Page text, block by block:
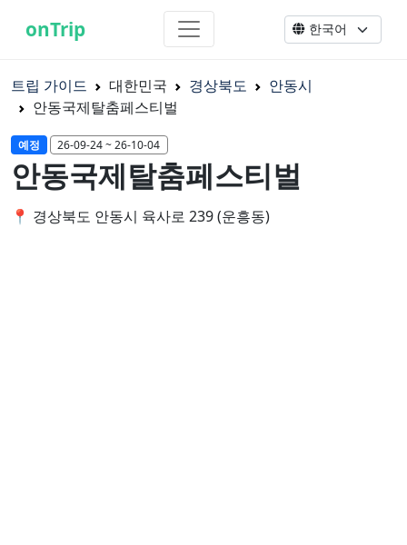
onTrip
트립 가이드 대한민국 경상북도
안동시
안동국제탈춤페스티벌
예정 26-09-24 ~ 26-10-04
안동국제탈춤페스티벌
📍 경상북도 안동시 육사로 239 (운흥동)